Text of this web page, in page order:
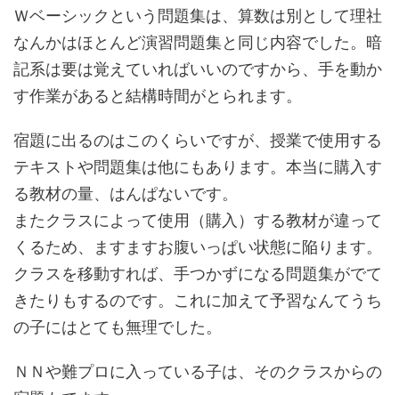
Ｗベーシックという問題集は、算数は別として理社
なんかはほとんど演習問題集と同じ内容でした。暗
記系は要は覚えていればいいのですから、手を動か
す作業があると結構時間がとられます。
宿題に出るのはこのくらいですが、授業で使用する
テキストや問題集は他にもあります。本当に購入す
る教材の量、はんぱないです。
またクラスによって使用（購入）する教材が違って
くるため、ますますお腹いっぱい状態に陥ります。
クラスを移動すれば、手つかずになる問題集がでて
きたりもするのです。これに加えて予習なんてうち
の子にはとても無理でした。
ＮＮや難プロに入っている子は、そのクラスからの